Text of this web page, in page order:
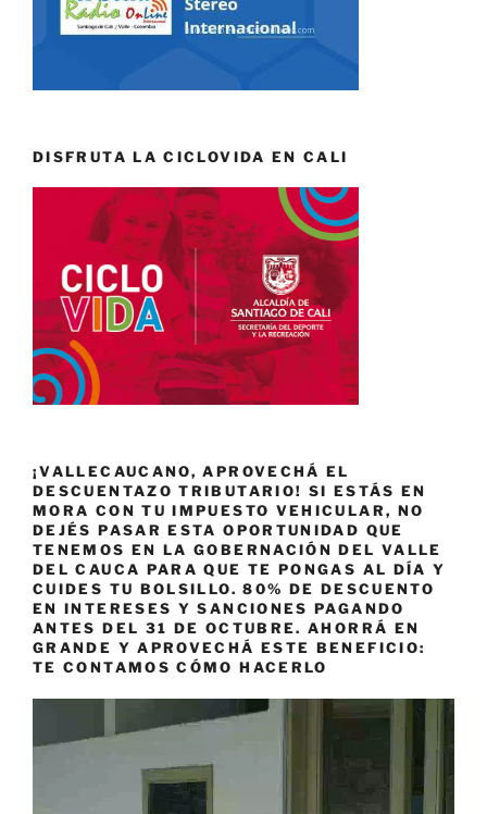
DISFRUTA LA CICLOVIDA EN CALI
¡VALLECAUCANO, APROVECHÁ EL
DESCUENTAZO TRIBUTARIO! SI ESTÁS EN
MORA CON TU IMPUESTO VEHICULAR, NO
DEJÉS PASAR ESTA OPORTUNIDAD QUE
TENEMOS EN LA GOBERNACIÓN DEL VALLE
DEL CAUCA PARA QUE TE PONGAS AL DÍA Y
CUIDES TU BOLSILLO. 80% DE DESCUENTO
EN INTERESES Y SANCIONES PAGANDO
ANTES DEL 31 DE OCTUBRE. AHORRÁ EN
GRANDE Y APROVECHÁ ESTE BENEFICIO:
TE CONTAMOS CÓMO HACERLO